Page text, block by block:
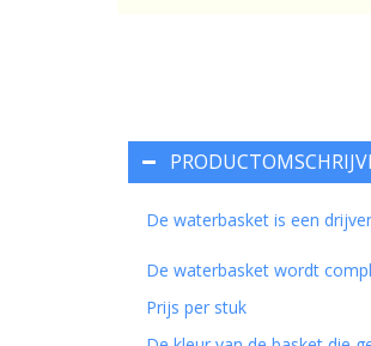
De waterbasket is een
De waterbasket wordt
Prijs per stuk